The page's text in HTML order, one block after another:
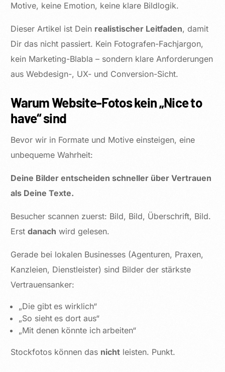
Motive, keine Emotion, keine klare Bildlogik.
Dieser Artikel ist Dein realistischer Leitfaden, damit
Dir das nicht passiert. Kein Fotografen-Fachjargon,
kein Marketing-Blabla – sondern klare Anforderungen
aus Webdesign-, UX- und Conversion-Sicht.
Warum Website-Fotos kein „Nice to
have“ sind
Bevor wir in Formate und Motive einsteigen, eine
unbequeme Wahrheit:
Deine Bilder entscheiden schneller über Vertrauen
als Deine Texte.
Besucher scannen zuerst: Bild, Bild, Überschrift, Bild.
Erstdanach wird gelesen.
Gerade bei lokalen Businesses (Agenturen, Praxen,
Kanzleien, Dienstleister) sind Bilder der stärkste
Vertrauensanker:
„Die gibt es wirklich“
„So sieht es dort aus“
„Mit denen könnte ich arbeiten“
Stockfotos können das nicht leisten. Punkt.